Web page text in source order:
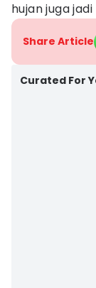
hujan juga
Share Article
Curated For